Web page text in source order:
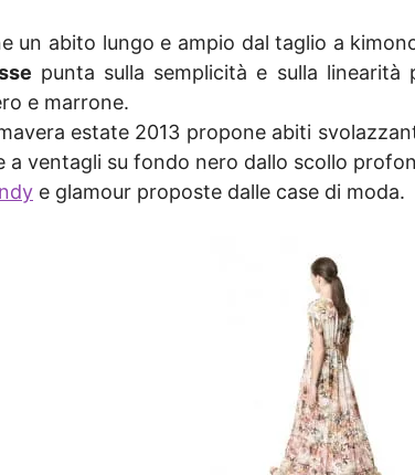
un abito lungo e ampio dal taglio a
punta sulla semplicità e sulla
e marrone.
estate 2013 propone abiti
a ventagli su fondo nero dallo scollo
e glamour proposte dalle case di moda.